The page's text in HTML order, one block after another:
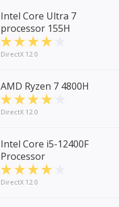
Intel Core Ultra 7
processor 155H
DirectX 12.0
AMD Ryzen 7 4800H
DirectX 12.0
Intel Core i5-12400F
Processor
DirectX 12.0